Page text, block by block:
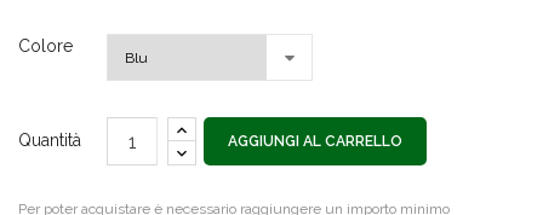
Colore
Quantità AGGIUNGI AL CARRELLO
Per poter acquistare è necessario raggiungere un importo minimo